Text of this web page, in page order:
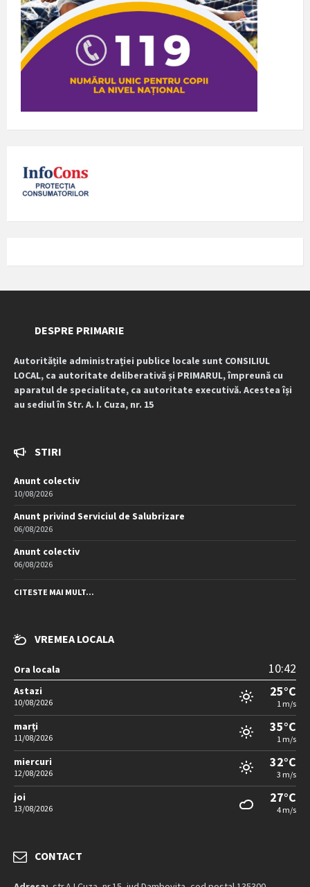
DESPRE PRIMARIE
Autoritățile administrației publice locale sunt CONSILIUL
LOCAL, ca autoritate deliberativă și PRIMARUL, împreună cu
aparatul de specialitate, ca autoritate executivă. Acestea își
au sediul în Str. A. I. Cuza, nr. 15
STIRI
Anunt colectiv
10/08/2026
Anunt privind Serviciul de Salubrizare
06/08/2026
Anunt colectiv
06/08/2026
CITESTE MAI MULT...
VREMEA LOCALA
Ora locala 10:42
Astazi
10/08/2026
25°C
1 m/s
marți
11/08/2026
35°C
1 m/s
miercuri
12/08/2026
32°C
3 m/s
joi
13/08/2026
27°C
4 m/s
CONTACT